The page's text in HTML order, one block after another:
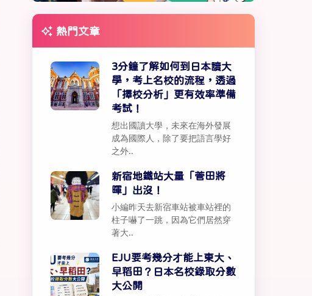
熱門文章
3分鐘了解如何到日本讀大
學，考上名校的流程，透過
「擇校分析」更有效率準備
考試！
想出國讀大學，未來在海外發展
成為國際人，除了要把語言學好
之外..
新宿地鐵站大量「菅田將
暉」出沒！
小編昨天去新宿車站被車站裡的
柱子嚇了一跳，因為它們居然穿
著大..
EJU要考幾分才能上東大、
早稻田？日本名校錄取分數
大公開